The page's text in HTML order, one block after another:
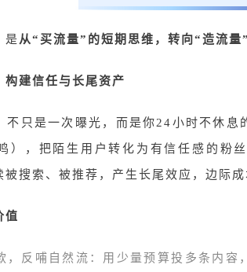
是从“买流量”的短期思维，转向“造流量
构建信任与长尾资产
不只是一次曝光，而是你24小时不休息
），把陌生用户转化为有信任感的粉
搜索、被推荐，产生长尾效应，边际成
值
，反哺自然流：用少量预算投多条内容